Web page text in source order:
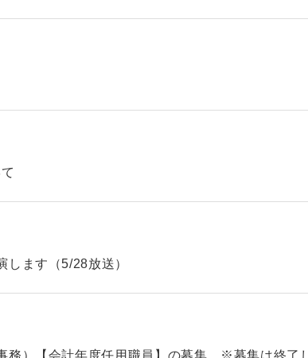
します（5/28放送）
務）【会計年度任用職員】の募集 ※募集は終了